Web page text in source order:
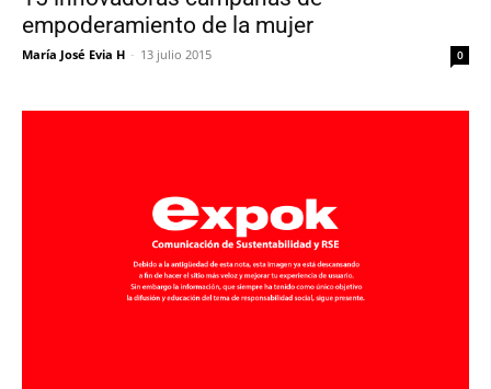
empoderamiento de la mujer
María José Evia H - 13 julio 2015 0